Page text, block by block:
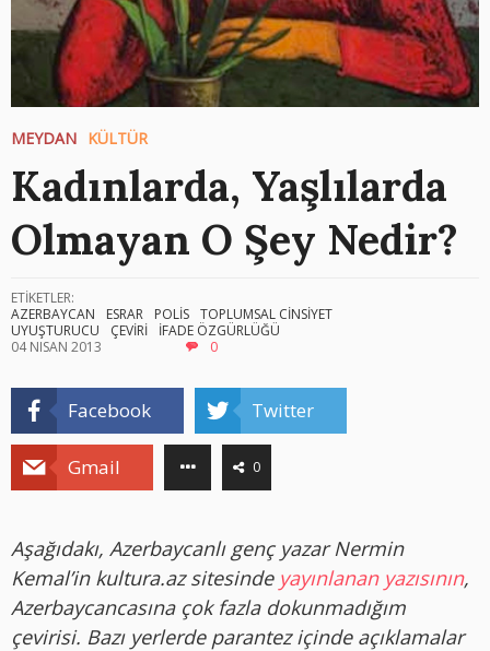
MEYDAN KÜLTÜR
Kadınlarda, Yaşlılarda
Olmayan O Şey Nedir?
ETİKETLER:
AZERBAYCAN
ESRAR POLİS TOPLUMSAL CİNSİYET
UYUŞTURUCU
ÇEVİRİ
İFADE ÖZGÜRLÜĞÜ
04 NISAN 2013
0
Facebook Twitter
Gmail 0
Aşağıdakı, Azerbaycanlı genç yazar Nermin
Kemal’in kultura.az sitesinde yayınlanan yazısının,
Azerbaycancasına çok fazla dokunmadığım
çevirisi. Bazı yerlerde parantez içinde açıklamalar